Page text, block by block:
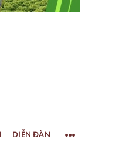
DIỄN ĐÀN